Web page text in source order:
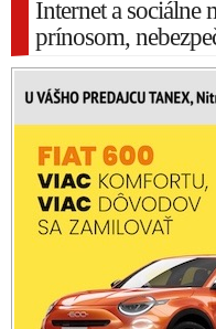
Internet a
prínosom,